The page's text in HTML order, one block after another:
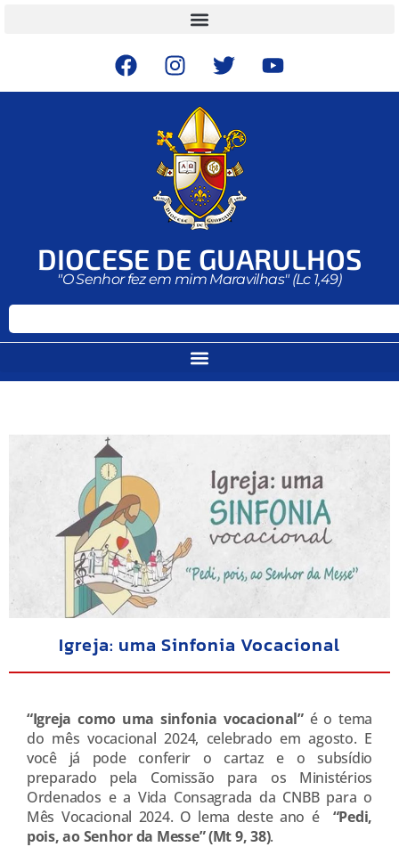
DIOCESE DE GUARULHOS
"O Senhor fez em mim Maravilhas" (Lc 1,49)
Igreja: uma Sinfonia Vocacional
“Igreja como uma sinfonia vocacional”é o tema
do mês vocacional 2024, celebrado em agosto. E
você já pode conferir o cartaz e o subsídio
preparado pela Comissão para os Ministérios
Ordenados e a Vida Consagrada da CNBB para o
Mês Vocacional 2024. O lema deste ano é “Pedi,
pois, ao Senhor da Messe” (Mt 9, 38).